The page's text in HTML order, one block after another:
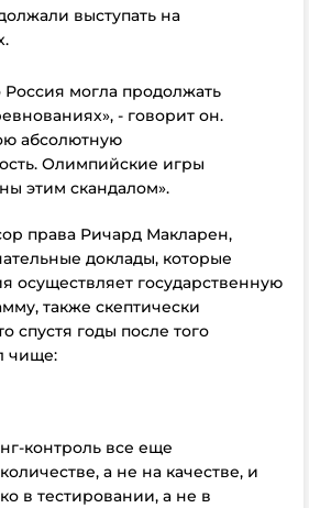
выступать на
Россия могла продолжать
- говорит он.
абсолютную
Олимпийские игры
этим скандалом».
права Ричард Макларен,
доклады, которые
осуществляет государственную
также скептически
спустя годы после того
чище:
контроль все еще
а не на качестве, и
в тестировании, а не в